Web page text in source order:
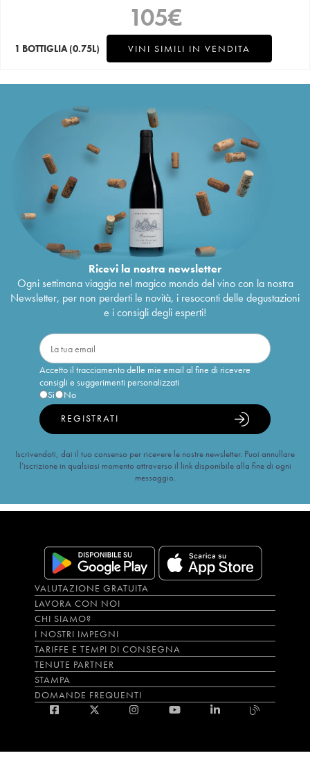
105€
1 BOTTIGLIA (0.75L) VINI SIMILI IN VENDITA
Ricevi la nostra newsletter
Ogni settimana viaggia nel magico mondo del vino con la nostra
Newsletter, per non perderti le novità, i resoconti delle degustazioni
e i consigli degli esperti!
Accetto il tracciamento delle mie email al fine di ricevere
consigli e suggerimenti personalizzati
Sì
No
REGISTRATI
Iscrivendoti, dai il tuo consenso per ricevere le nostre newsletter. Puoi annullare
l’iscrizione in qualsiasi momento attraverso il link disponibile alla fine di ogni
messaggio.
VALUTAZIONE GRATUITA
LAVORA CON NOI
CHI SIAMO?
I NOSTRI IMPEGNI
TARIFFE E TEMPI DI CONSEGNA
TENUTE PARTNER
STAMPA
DOMANDE FREQUENTI